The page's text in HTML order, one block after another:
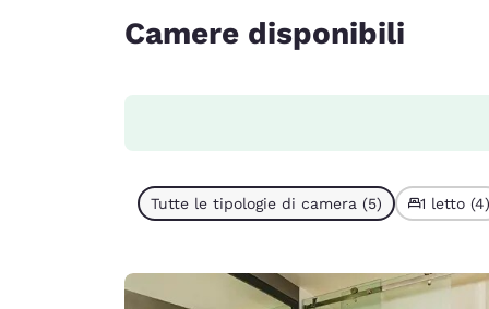
Camere disponibili
Tutte le tipologie di camera (5) 1 letto (4)